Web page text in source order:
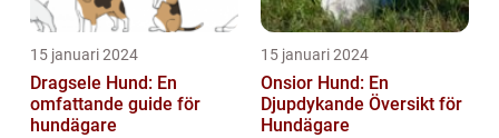
15 januari 2024
Dragsele Hund: En
omfattande guide för
hundägare
15 januari 2024
Onsior Hund: En
Djupdykande Översikt för
Hundägare